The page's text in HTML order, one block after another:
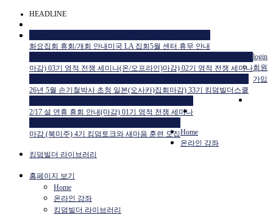
HEADLINE
화요집회 휴회/개회 안내 미국 LA 집회 5월 센터 휴무 안내
마감) 03기 영적 전쟁 세미나(온/오프라인)마감) 02기 영적 전쟁 세미나
26년 5월 손기철박사 초청 일본(오사카)집회 마감) 33기 킹덤빌더스쿨
2/17 설 연휴 휴회 안내(마감) 01기 영적 전쟁 세미나
마감 (북미주) 4기 킹덤토크와 새마음 훈련 모집
login
회원
가입
Home
온라인 강좌
킹덤빌더 라이브러리
홈페이지 보기
Home
온라인 강좌
킹덤빌더 라이브러리